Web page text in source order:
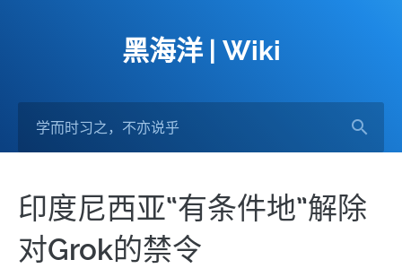
黑海洋 | Wiki
印度尼西亚“有条件地”解除
对Grok的禁令